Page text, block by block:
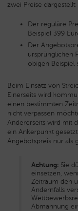
zwei Preise dargestellt:
Der reguläre
Beispiel 399
Der
ursprünglichen
obigen Beispiel
Beim Einsatz von
Einerseits wird
einen bestimmten
nicht verpassen
Andererseits wird mit
ein Ankerpunkt
Angebotspreis nur als
Achtung: Sie
einsetzen,
Zeitraum den
Andernfalls
Abmahnung